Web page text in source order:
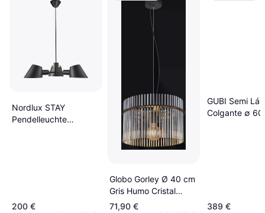
Nordlux STAY
Pendelleuchte
200 €
Globo Gorley Ø 40 cm
Gris Humo Cristal
Lámpara Colgante
71,90 €
GUBI Semi
Colgante ∅
389 €